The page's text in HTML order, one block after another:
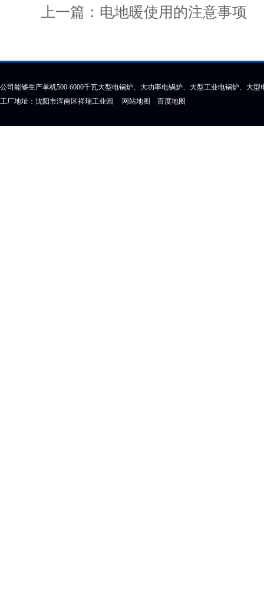
上一篇： 电地暖使用的注意事项
公司能够生产单机500-6000千瓦大型电锅炉、大功率电锅炉、大型工业电锅炉、大
工厂地址：沈阳市浑南区祥瑞工业园 网站地图 百度地图